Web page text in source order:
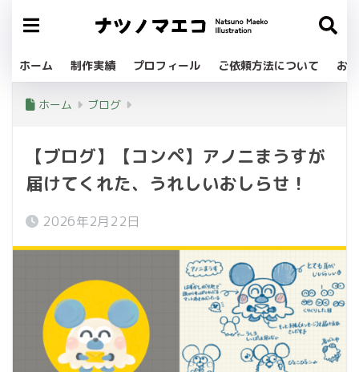
ホーム 制作実績 プロフィール ご依頼方法について お
ホーム ブログ
【ブログ】【コンペ】アノニまうすが
届けてくれた、うれしいおしらせ！
2026年2月22日